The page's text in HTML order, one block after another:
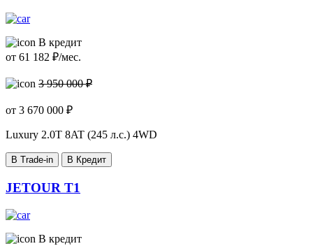
В кредит
от 61 182 ₽/мес.
3 950 000 ₽
от 3 670 000 ₽
Luxury 2.0T 8AT (245 л.с.) 4WD
В Trade-in В Кредит
JETOUR T1
В кредит